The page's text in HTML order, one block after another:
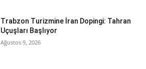
Trabzon Turizmine İran Dopingi: Tahran
Uçuşları Başlıyor
Ağustos 9, 2026